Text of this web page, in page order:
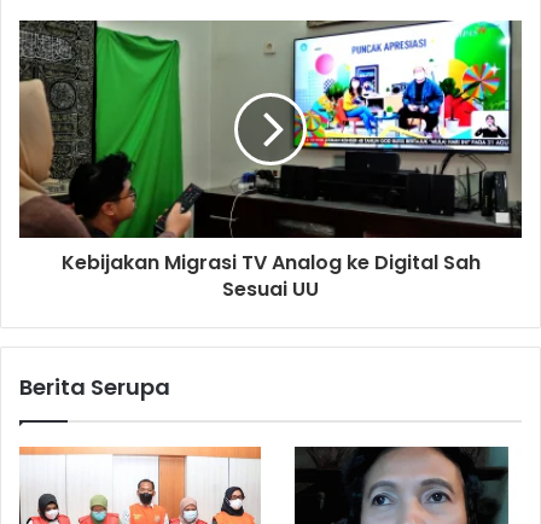
Kebijakan Migrasi TV Analog ke Digital Sah
Sesuai UU
Berita Serupa